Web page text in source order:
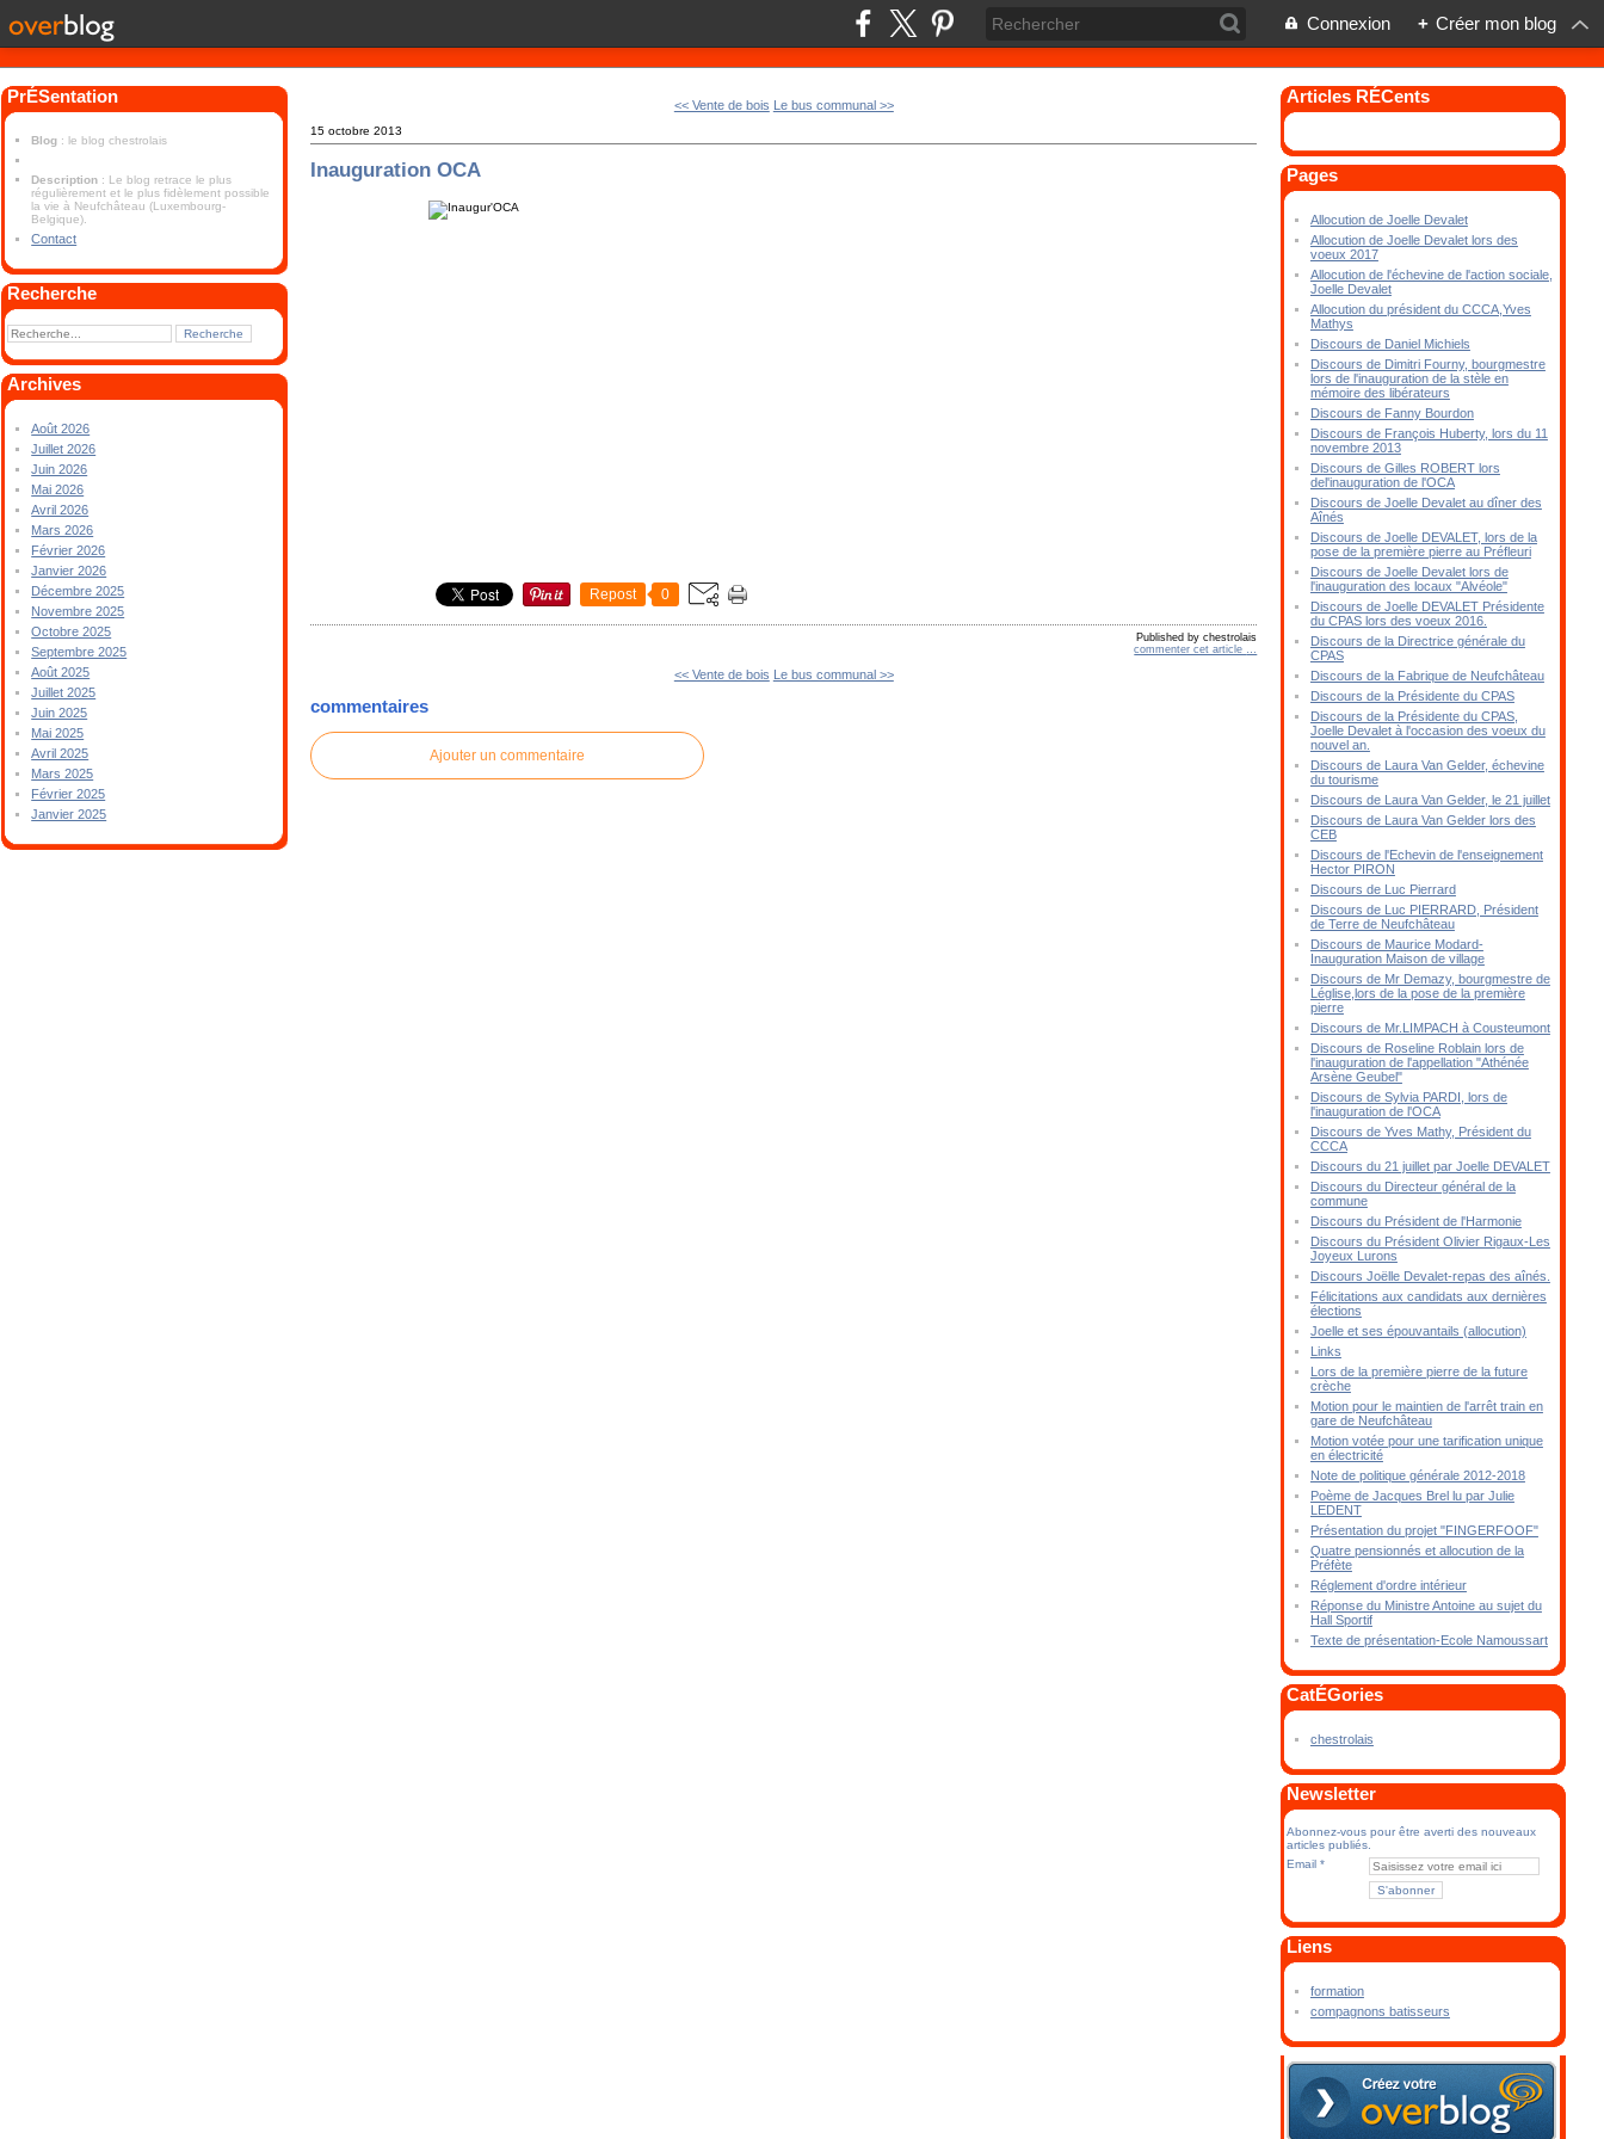
Connexion + Créer mon blog
PrÉSentation
Blog : le blog chestrolais
Description : Le blog retrace le plus
régulièrement et le plus fidèlement possible
la vie à Neufchâteau (Luxembourg-
Belgique).
Contact
Recherche
Archives
Août 2026
Juillet 2026
Juin 2026
Mai 2026
Avril 2026
Mars 2026
Février 2026
Janvier 2026
Décembre 2025
Novembre 2025
Octobre 2025
Septembre 2025
Août 2025
Juillet 2025
Juin 2025
Mai 2025
Avril 2025
Mars 2025
Février 2025
Janvier 2025
<< Vente de bois Le bus communal >>
15 octobre 2013
Inauguration OCA
Repost 0
Published by chestrolais
commenter cet article
<< Vente de bois Le bus communal >>
commentaires
Ajouter un commentaire
Articles RÉCents
Pages
Allocution de Joelle Devalet
Allocution de Joelle Devalet lors des
voeux 2017
Allocution de l'échevine de l'action sociale,
Joelle Devalet
Allocution du président du CCCA,Yves
Mathys
Discours de Daniel Michiels
Discours de Dimitri Fourny, bourgmestre
lors de l'inauguration de la stèle en
mémoire des libérateurs
Discours de Fanny Bourdon
Discours de François Huberty, lors du 11
novembre 2013
Discours de Gilles ROBERT lors
del'inauguration de l'OCA
Discours de Joelle Devalet au dîner des
Aînés
Discours de Joelle DEVALET, lors de la
pose de la première pierre au Préfleuri
Discours de Joelle Devalet lors de
l'inauguration des locaux "Alvéole"
Discours de Joelle DEVALET Présidente
du CPAS lors des voeux 2016.
Discours de la Directrice générale du
CPAS
Discours de la Fabrique de Neufchâteau
Discours de la Présidente du CPAS
Discours de la Présidente du CPAS,
Joelle Devalet à l'occasion des voeux du
nouvel an.
Discours de Laura Van Gelder, échevine
du tourisme
Discours de Laura Van Gelder, le 21 juillet
Discours de Laura Van Gelder lors des
CEB
Discours de l'Echevin de l'enseignement
Hector PIRON
Discours de Luc Pierrard
Discours de Luc PIERRARD, Président
de Terre de Neufchâteau
Discours de Maurice Modard-
Inauguration Maison de village
Discours de Mr Demazy, bourgmestre de
Léglise,lors de la pose de la première
pierre
Discours de Mr.LIMPACH à Cousteumont
Discours de Roseline Roblain lors de
l'inauguration de l'appellation "Athénée
Arsène Geubel"
Discours de Sylvia PARDI, lors de
l'inauguration de l'OCA
Discours de Yves Mathy, Président du
CCCA
Discours du 21 juillet par Joelle DEVALET
Discours du Directeur général de la
commune
Discours du Président de l'Harmonie
Discours du Président Olivier Rigaux-Les
Joyeux Lurons
Discours Joëlle Devalet-repas des aînés.
Félicitations aux candidats aux dernières
élections
Joelle et ses épouvantails (allocution)
Links
Lors de la première pierre de la future
crèche
Motion pour le maintien de l'arrêt train en
gare de Neufchâteau
Motion votée pour une tarification unique
en électricité
Note de politique générale 2012-2018
Poème de Jacques Brel lu par Julie
LEDENT
Présentation du projet "FINGERFOOF"
Quatre pensionnés et allocution de la
Préfète
Réglement d'ordre intérieur
Réponse du Ministre Antoine au sujet du
Hall Sportif
Texte de présentation-Ecole Namoussart
CatÉGories
chestrolais
Newsletter
Abonnez-vous pour être averti des nouveaux
articles publiés.
Email
Liens
formation
compagnons batisseurs